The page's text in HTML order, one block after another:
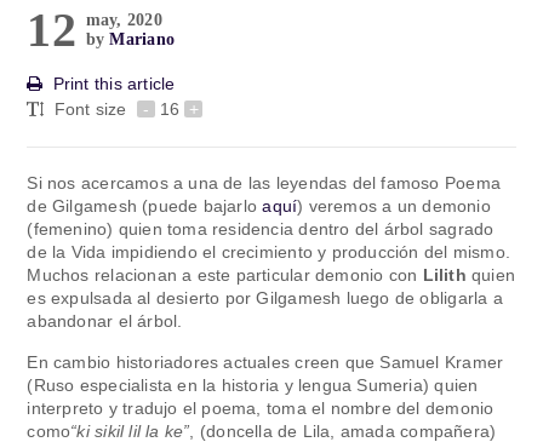
12 may, 2020
byMariano
Print this article
Font size
- 16 +
Si nos acercamos a una de las leyendas del famoso Poema
de Gilgamesh (puede bajarloaquí) veremos a un demonio
(femenino) quien toma residencia dentro del árbol sagrado
de la Vida impidiendo el crecimiento y producción del mismo.
Muchos relacionan a este particular demonio con Lilith quien
es expulsada al desierto por Gilgamesh luego de obligarla a
abandonar el árbol.
En cambio historiadores actuales creen que Samuel Kramer
(Ruso especialista en la historia y lengua Sumeria) quien
interpreto y tradujo el poema, toma el nombre del demonio
como“ki sikil lil la ke” , (doncella de Lila, amada compañera)